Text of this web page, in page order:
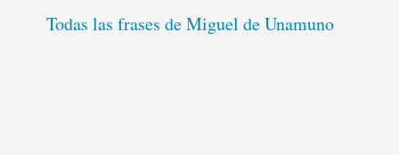
Todas las frases de Miguel de Unamuno